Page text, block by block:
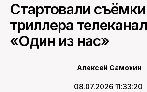
ПОИСК ПО САЙТУ
Стартовали
триллера
«Один из нас»
Алексей Самохин
08.07.2026 11:33:20